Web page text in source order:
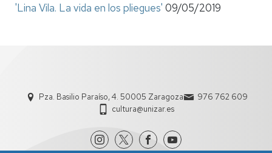
'Lina Vila. La vida en los pliegues' 09/05/2019
Pza. Basilio Paraíso, 4. 50005 Zaragoza
976 762 609
cultura@unizar.es